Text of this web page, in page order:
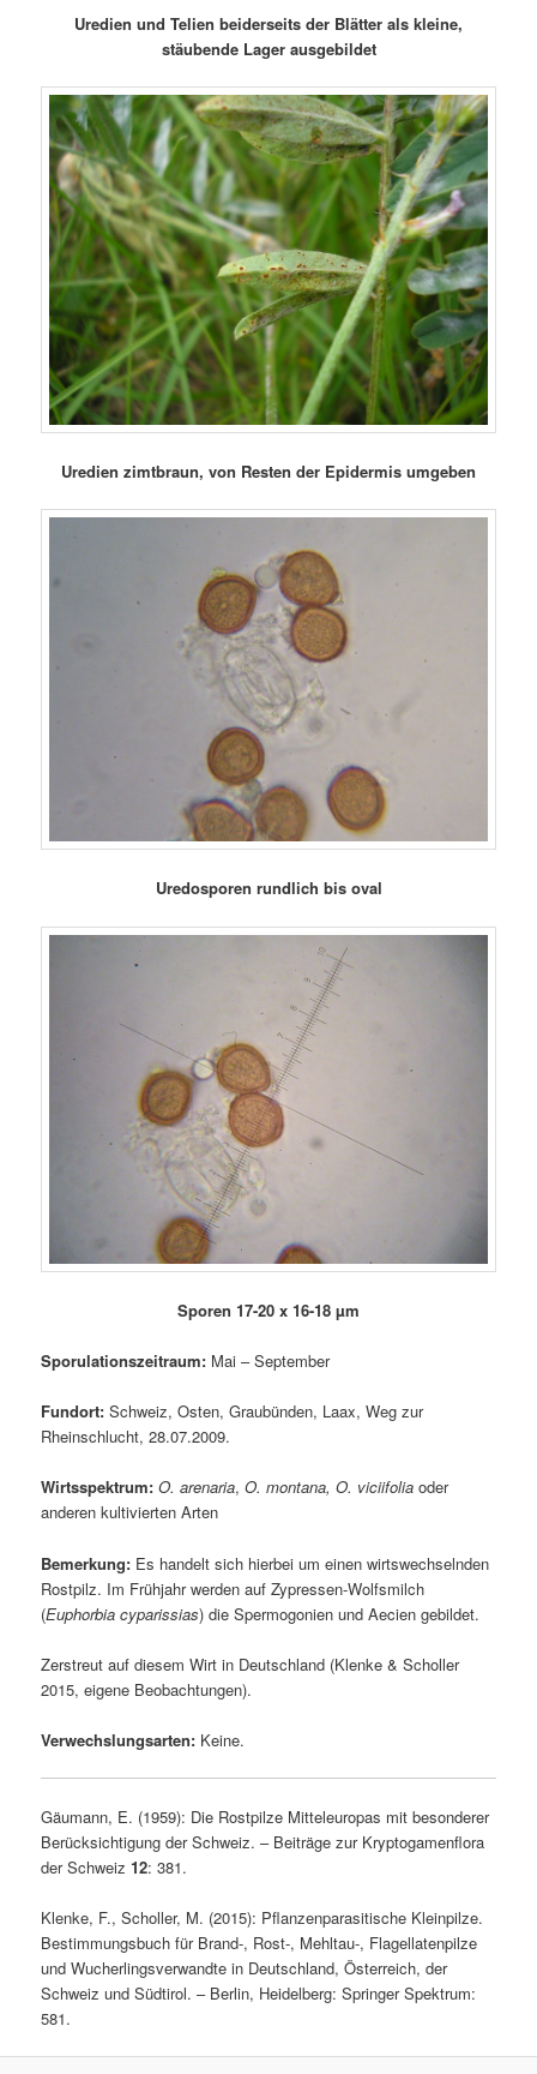
Uredien und Telien beiderseits der Blätter als kleine,
stäubende Lager ausgebildet
Uredien zimtbraun, von Resten der Epidermis umgeben
Uredosporen rundlich bis oval
Sporen 17-20 x 16-18 µm
Sporulationszeitraum: Mai – September
Fundort: Schweiz, Osten, Graubünden, Laax, Weg zur
Rheinschlucht, 28.07.2009.
Wirtsspektrum: O. arenaria,O. montana, O. viciifoliaoder
anderen kultivierten Arten
Bemerkung: Es handelt sich hierbei um einen wirtswechselnden
Rostpilz. Im Frühjahr werden auf Zypressen-Wolfsmilch
(Euphorbia cyparissias) die Spermogonien und Aecien gebildet.
Zerstreut auf diesem Wirt in Deutschland (Klenke & Scholler
2015, eigene Beobachtungen).
Verwechslungsarten: Keine.
Gäumann, E. (1959): Die Rostpilze Mitteleuropas mit besonderer
Berücksichtigung der Schweiz. – Beiträge zur Kryptogamenflora
der Schweiz12: 381.
Klenke, F., Scholler, M. (2015): Pflanzenparasitische Kleinpilze.
Bestimmungsbuch für Brand-, Rost-, Mehltau-, Flagellatenpilze
und Wucherlingsverwandte in Deutschland, Österreich, der
Schweiz und Südtirol. – Berlin, Heidelberg: Springer Spektrum:
581.